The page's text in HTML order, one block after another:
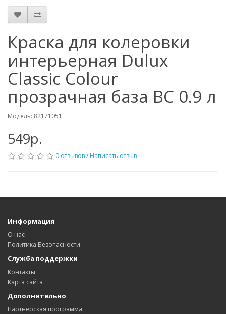
Краска для колеровки
интерьерная Dulux
Classic Colour
прозрачная база BC 0.9 л
Модель: 82171051
549р.
0 отзывов/ Написать отзыв
Информация
О нас
Политика Безопасности
Служба поддержки
Контакты
Карта сайта
Дополнительно
Партнерская программа